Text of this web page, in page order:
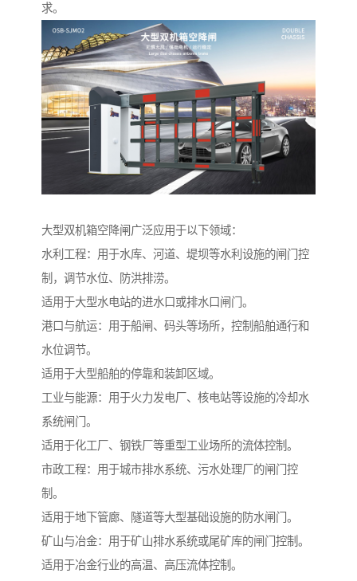
求。
大型双机箱空降闸广泛应用于以下领域：
水利工程：用于水库、河道、堤坝等水利设施的闸门控
制，调节水位、防洪排涝。
适用于大型水电站的进水口或排水口闸门。
港口与航运：用于船闸、码头等场所，控制船舶通行和
水位调节。
适用于大型船舶的停靠和装卸区域。
工业与能源：用于火力发电厂、核电站等设施的冷却水
系统闸门。
适用于化工厂、钢铁厂等重型工业场所的流体控制。
市政工程：用于城市排水系统、污水处理厂的闸门控
制。
适用于地下管廊、隧道等大型基础设施的防水闸门。
矿山与冶金：用于矿山排水系统或尾矿库的闸门控制。
适用于冶金行业的高温、高压流体控制。